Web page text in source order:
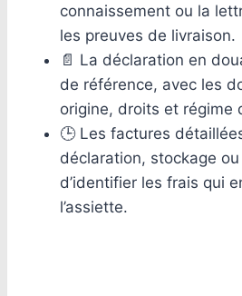
connaissement ou la
les preuves de livraison.
📄 La déclaration en
de référence, avec les
origine, droits et régime
🕒 Les factures
déclaration, stockage
d’identifier les frais qui
l’assiette.